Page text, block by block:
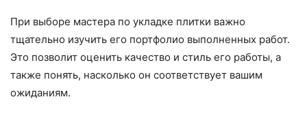
При выборе мастера по укладке плитки важно
тщательно изучить его портфолио выполненных работ.
Это позволит оценить качество и стиль его работы, а
также понять, насколько он соответствует вашим
ожиданиям.